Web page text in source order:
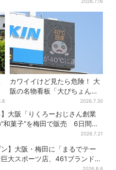
カワイイけど見たら危険！ 大
阪の名物看板「大ぴちょんく
ん」に異変、青→真っ黒に…
2026.7.30
】大阪「りくろーおじさん創業
和菓子”を梅田で販売 6日間限
2026.7.21
ン】大阪・梅田に「まるでテー
大スポーツ店、461ブランド集
2026.8.6